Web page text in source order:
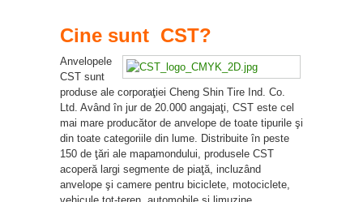
Cine sunt CST?
Anvelopele
CST sunt
produse ale corporaţiei Cheng Shin Tire Ind. Co.
Ltd. Având în jur de 20.000 angajaţi, CST este cel
mai mare producător de anvelope de toate tipurile şi
din toate categoriile din lume. Distribuite în peste
150 de ţări ale mapamondului, produsele CST
acoperă largi segmente de piaţă, incluzând
anvelope şi camere pentru biciclete, motociclete,